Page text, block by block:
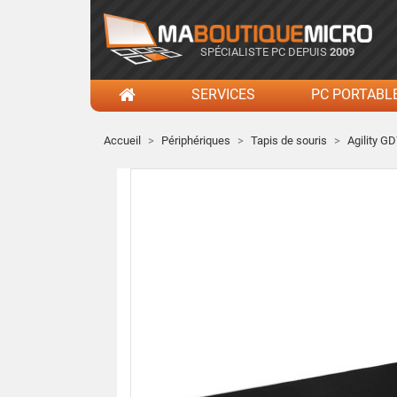
SPÉCIALISTE PC DEPUIS 2009
SERVICES PC
Accueil Périphériques Tapis de souris Agility